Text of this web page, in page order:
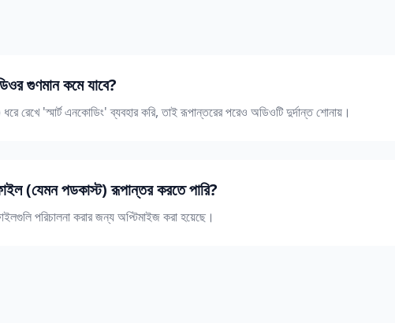
গুণমান কমে যাবে?
রেখে 'স্মার্ট এনকোডিং' ব্যবহার করি, তাই রূপান্তরের পরেও অডিওটি দুর্দান্ত শোনায়।
(যেমন পডকাস্ট) রূপান্তর করতে পারি?
পরিচালনা করার জন্য অপ্টিমাইজ করা হয়েছে।